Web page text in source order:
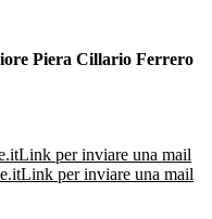
Piera Cillario Ferrero
Link per inviare una mail
Link per inviare una mail